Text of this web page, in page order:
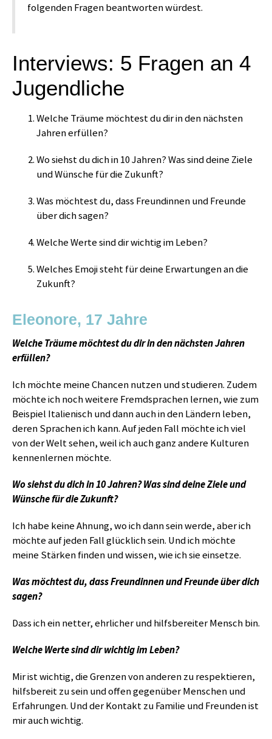
folgenden Fragen beantworten würdest.
Interviews: 5 Fragen an 4
Jugendliche
Welche Träume möchtest du dir in den nächsten
Jahren erfüllen?
Wo siehst du dich in 10 Jahren? Was sind deine Ziele
und Wünsche für die Zukunft?
Was möchtest du, dass Freundinnen und Freunde
über dich sagen?
Welche Werte sind dir wichtig im Leben?
Welches Emoji steht für deine Erwartungen an die
Zukunft?
Eleonore, 17 Jahre
Welche Träume möchtest du dir in den nächsten Jahren
erfüllen?
Ich möchte meine Chancen nutzen und studieren. Zudem
möchte ich noch weitere Fremdsprachen lernen, wie zum
Beispiel Italienisch und dann auch in den Ländern leben,
deren Sprachen ich kann. Auf jeden Fall möchte ich viel
von der Welt sehen, weil ich auch ganz andere Kulturen
kennenlernen möchte.
Wo siehst du dich in 10 Jahren? Was sind deine Ziele und
Wünsche für die Zukunft?
Ich habe keine Ahnung, wo ich dann sein werde, aber ich
möchte auf jeden Fall glücklich sein. Und ich möchte
meine Stärken finden und wissen, wie ich sie einsetze.
Was möchtest du, dass Freundinnen und Freunde über dich
sagen?
Dass ich ein netter, ehrlicher und hilfsbereiter Mensch bin.
Welche Werte sind dir wichtig im Leben?
Mir ist wichtig, die Grenzen von anderen zu respektieren,
hilfsbereit zu sein und offen gegenüber Menschen und
Erfahrungen. Und der Kontakt zu Familie und Freunden ist
mir auch wichtig.